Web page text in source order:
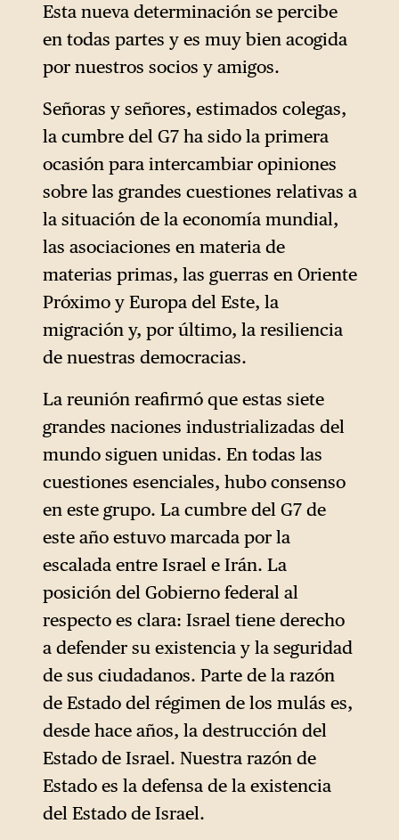
Esta nueva determinación se percibe
en todas partes y es muy bien acogida
por nuestros socios y amigos.
Señoras y señores, estimados colegas,
la cumbre del G7 ha sido la primera
ocasión para intercambiar opiniones
sobre las grandes cuestiones relativas a
la situación de la economía mundial,
las asociaciones en materia de
materias primas, las guerras en Oriente
Próximo y Europa del Este, la
migración y, por último, la resiliencia
de nuestras democracias.
La reunión reafirmó que estas siete
grandes naciones industrializadas del
mundo siguen unidas. En todas las
cuestiones esenciales, hubo consenso
en este grupo. La cumbre del G7 de
este año estuvo marcada por la
escalada entre Israel e Irán. La
posición del Gobierno federal al
respecto es clara: Israel tiene derecho
a defender su existencia y la seguridad
de sus ciudadanos. Parte de la razón
de Estado del régimen de los mulás es,
desde hace años, la destrucción del
Estado de Israel. Nuestra razón de
Estado es la defensa de la existencia
del Estado de Israel.